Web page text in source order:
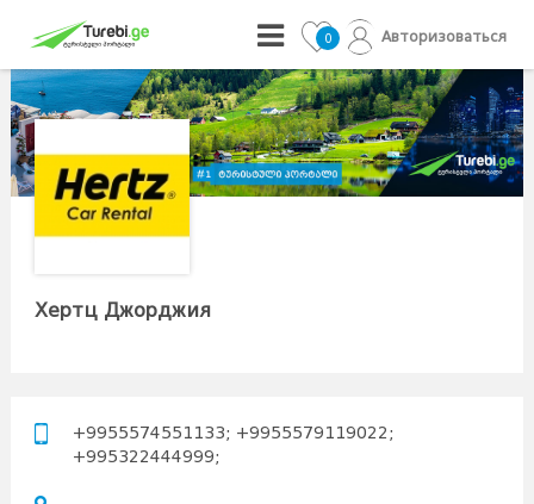
0 Авторизоваться
Хертц Джорджия
+9955574551133; +9955579119022;
+995322444999;